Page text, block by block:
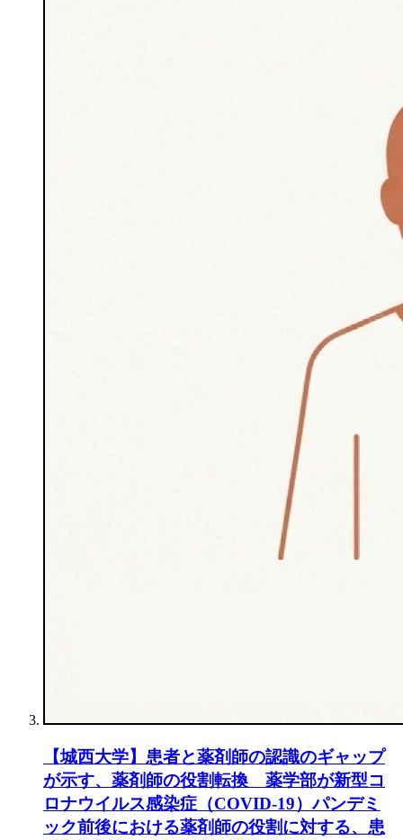
【城西大学】患者と薬剤師の認識のギャップ
が示す、薬剤師の役割転換 薬学部が新型コ
ロナウイルス感染症（COVID-19）パンデミ
ック前後における薬剤師の役割に対する、患